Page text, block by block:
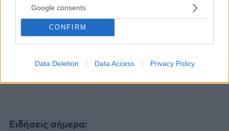
Google consents
CONFIRM
Data Deletion Data Access Privacy Policy
συνθήκες εργασίας”
Απέναντι σε όλες αυτές τις κατηγορίες των
εργαζομένων οι οποίες ήρθαν στο φως της
δημοσιότητας, ο κινηματογραφικός κολοσσός
Ειδήσεις σήμερα: